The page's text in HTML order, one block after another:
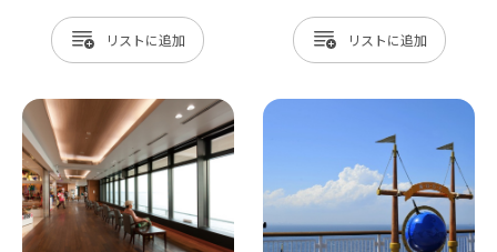
リスト リスト